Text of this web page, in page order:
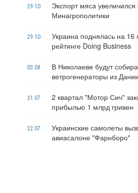
29.10
Экспорт мяса
Минагрополитики
29.10
Украина поднялась на 16
рейтинге Doing Business
03.08
В Николаеве будут
ветрогенераторы из Дании
31.07
2 квартал "Мотор Сич"
прибылью 1 млрд гривен
22.07
Украинские самолеты
авиасалоне "Фарнборо"